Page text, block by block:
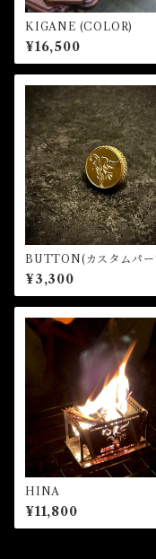
KIGANE (COLOR)
¥16,500
BUTTON(カスタムパー
¥3,300
HINA
¥11,800